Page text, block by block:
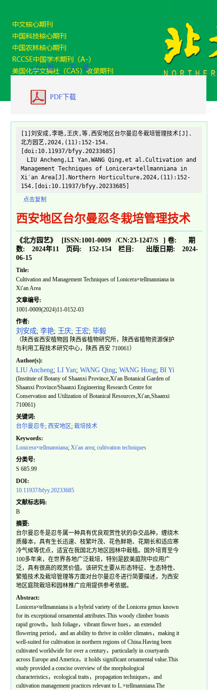
«上一篇 下一篇
PDF下载
[1]刘安成,李艳,王庆,等.西安地区台尔曼忍冬栽培管理技术[J].
北方园艺,2024,(11):152-154.
[doi:10.11937/bfyy.20233685]
LIU Ancheng,LI Yan,WANG Qing,et al.Cultivation and
Management Techniques of Lonicera×tellmanniana in
Xi′an Area[J].Northern Horticulture,2024,(11):152-
154.[doi:10.11937/bfyy.20233685]
点击复制
西安地区台尔曼忍冬栽培管理技术
《北方园艺》 [ISSN:1001-0009 /CN:23-1247/S ]卷:
期
数:
2024年11 页码: 152-154 栏目: 出版日期:
2024-
06-15
Title:
Cultivation and Management Techniques of Lonicera×tellmanniana in
Xi′an Area
文章编号:
1001-0009(2024)11-0152-03
作者:
刘安成;李艳; 王庆; 王宏;毕毅
（陕西省西安植物园 陕西省植物研究所，陕西省植物资源保护
与利用工程技术研究中心，陕西 西安 710061）
Author(s):
LIU Ancheng;LI Yan;WANG Qing;WANG Hong;BI Yi
(Institute of Botany of Shaanxi Province,Xi′an Botanical Garden of
Shaanxi Province/Shaanxi Engineering Research Centre for
Conservation and Utilization of Botanical Resources,Xi′an,Shaanxi
710061)
关键词:
台尔曼忍冬; 西安地区 ;栽培技术
Keywords:
Lonicera×tellmanniana;Xi′an area;cultivation techniques
分类号:
S 685.99
DOI:
10.11937/bfyy.20233685
文献标志码:
B
摘要:
台尔曼忍冬是忍冬属一种具有优良观赏性状的杂交品种，缠绕木
质藤本，具有生长迅速、枝繁叶茂、花色鲜艳、花期长和适应寒
冷气候等优点，适宜在我国北方地区园林中栽植。国外培育至今
100多年来，在世界各地广泛栽培，特别是欧美庭院中应用广
泛，具有很高的观赏价值。该研究主要从形态特征、生态特性、
繁殖技术及栽培管理等方面对台尔曼忍冬进行简要描述，为西安
地区庭院栽培和园林推广应用提供参考依据。
Abstract:
Lonicera×tellmanniana is a hybrid variety of the Lonicera genus known
for its exceptional ornamental attributes.This woody climber boasts
rapid growth，lush foliage，vibrant flower hues，an extended
flowering period，and an ability to thrive in colder climates，making it
well-suited for cultivation in northern regions of China.Having been
cultivated worldwide for over a century，particularly in courtyards
across Europe and America，it holds significant ornamental value.This
study provided a concise overview of the morphological
characteristics，ecological traits，propagation techniques，and
cultivation management practices relevant to L.×tellmanniana.The